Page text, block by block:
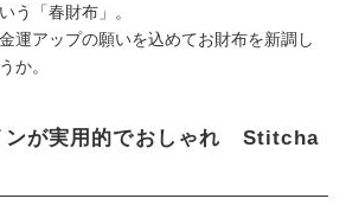
う「春財布」。
運アップの願いを込めてお財布を新調し
か。
ンが実用的でおしゃれ Stitcha